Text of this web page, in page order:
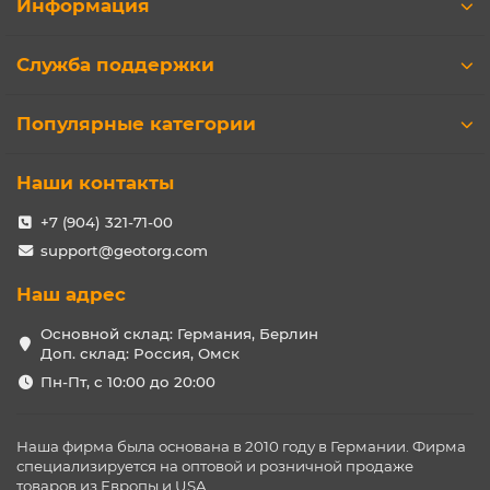
Информация
Служба поддержки
Популярные категории
Наши контакты
+7 (904) 321-71-00
support@geotorg.com
Наш адрес
Основной склад: Германия, Берлин
Доп. склад: Россия, Омск
Пн-Пт, с 10:00 до 20:00
Наша фирма была основана в 2010 году в Германии. Фирма
специализируется на оптовой и розничной продаже
товаров из Европы и USA